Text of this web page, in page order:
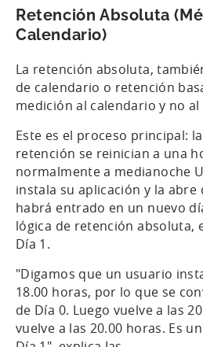
Retención Absoluta
Calendario)
La retención absoluta,
de calendario o retención
medición al calendario y no
Este es el proceso principal:
retención se reinician a una
normalmente a medianoche
instala su aplicación y la
habrá entrado en un nuevo
lógica de retención absoluta,
Día 1.
"Digamos que un usuario
18.00 horas, por lo que se
de Día 0. Luego vuelve a las
vuelve a las 20.00 horas. Es